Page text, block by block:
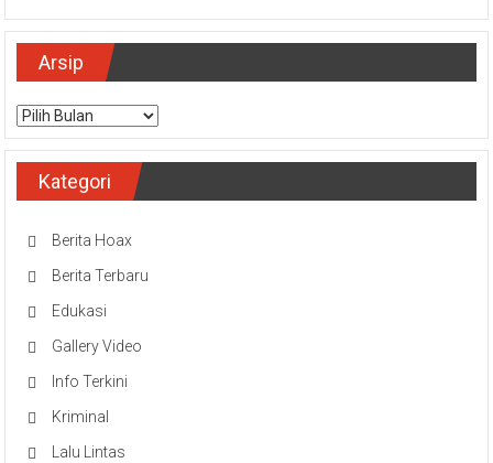
Arsip
Arsip
Kategori
Berita Hoax
Berita Terbaru
Edukasi
Gallery Video
Info Terkini
Kriminal
Lalu Lintas